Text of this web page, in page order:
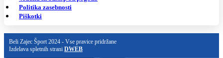
Politika zasebnosti
Piškotki
Beli Zajec Šport 2024 - Vse pravice pridržane
Izdelava spletnih strani DWEB